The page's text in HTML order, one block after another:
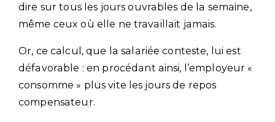
dire sur tous les jours ouvrables de la semaine,
même ceux où elle ne travaillait jamais.
Or, ce calcul, que la salariée conteste, lui est
défavorable : en procédant ainsi, l’employeur «
consomme » plus vite les jours de repos
compensateur.